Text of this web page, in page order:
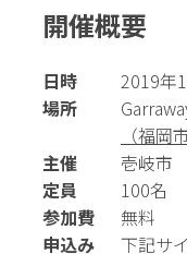
開催概要
日時
2019年
場所
（福岡
主催
壱岐市
定員
100名
参加費
無料
申込み
下記サ